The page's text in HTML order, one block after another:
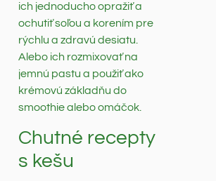
ich jednoducho opražiť a
ochutiť soľou a korením pre
rýchlu a zdravú desiatu.
Alebo ich rozmixovať na
jemnú pastu a použiť ako
krémovú základňu do
smoothie alebo omáčok.
Chutné recepty
s kešu